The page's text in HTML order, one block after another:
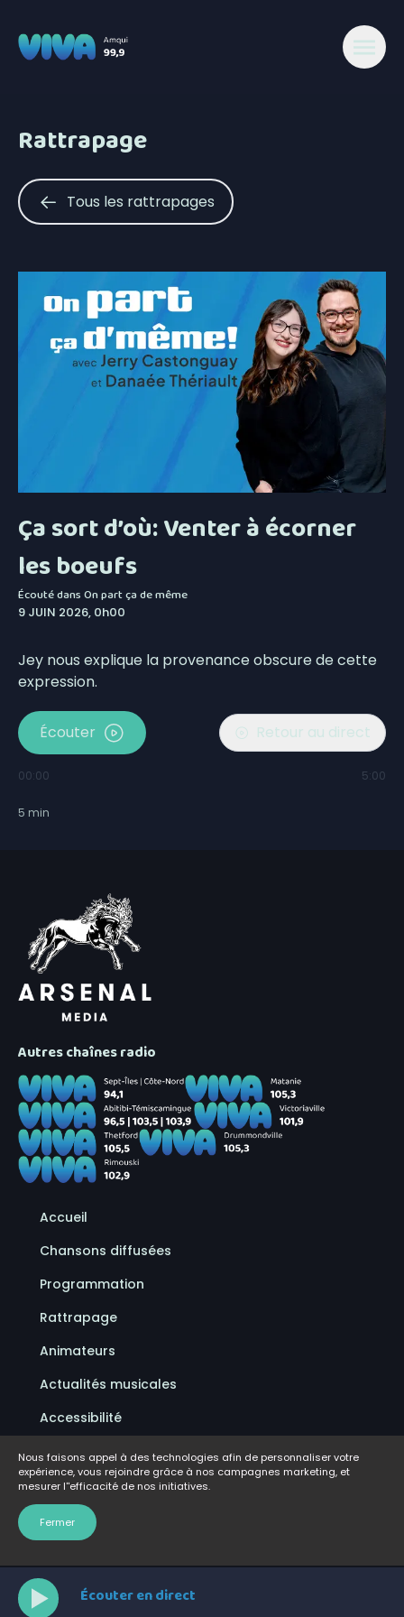
Écouter en direct
Rattrapage
Tous les rattrapages
Ça sort d’où: Venter à écorner
les boeufs
Écouté dansOn part ça de même
9 JUIN 2026, 0h00
Jey nous explique la provenance obscure de cette
expression.
Écouter Retour au direct
00:00 5:00
5 min
Autres chaînes radio
Accueil
Chansons diffusées
Programmation
Rattrapage
Animateurs
Actualités musicales
Accessibilité
Politique de confidentialité
Conditions d'utilisation
FAQ
Nous faisons appel à des technologies afin de personnaliser votre
expérience, vous rejoindre grâce à nos campagnes marketing, et
mesurer l''efficacité de nos initiatives.
Fermer